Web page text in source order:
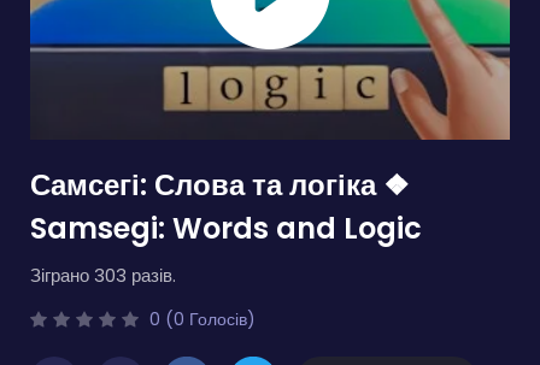
Самсегі: Слова та логіка ❖
Samsegi: Words and Logic
Зіграно 303 разів.
0 (0 Голосів)